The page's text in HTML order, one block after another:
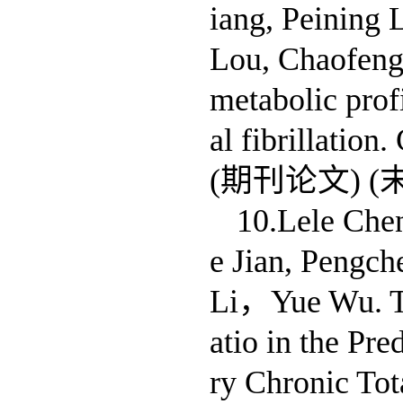
iang, Peining
Lou,
metabolic
al fibrillation.
(期刊论文) (
10.Lele
e Jian,
Li，Yue Wu.
atio in the
ry Chronic